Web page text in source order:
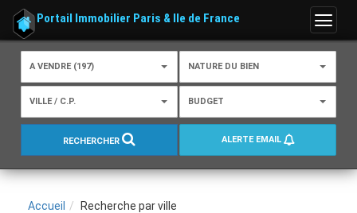
Menu
Portail Immobilier Paris & Ile de France
A VENDRE (197) NATURE DU BIEN
VILLE / C.P. BUDGET
RECHERCHER ALERTE EMAIL
Accueil Recherche par ville